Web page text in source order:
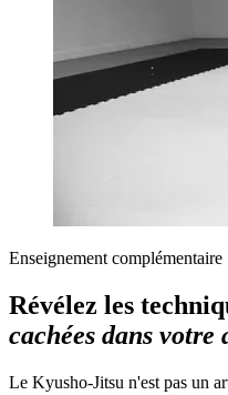
Enseignement
Révélez les
cachées dans votre
Le Kyusho-Jitsu n'est pas un